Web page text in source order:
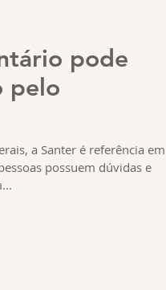
pode
pelo
a Santer é referência em
possuem dúvidas e